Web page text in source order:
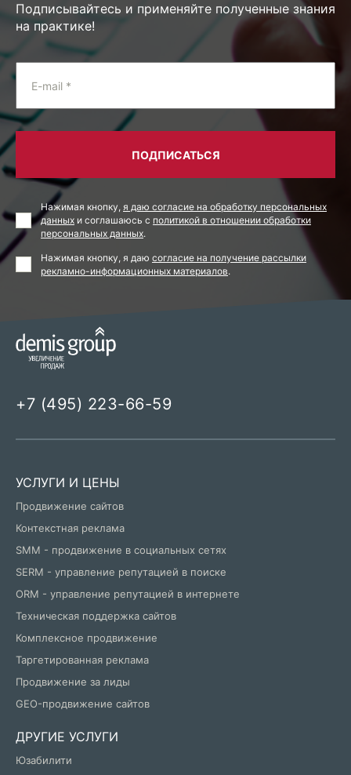
Подписывайтесь и применяйте полученные знания
на практике!
E-mail *
ПОДПИСАТЬСЯ
Нажимая кнопку, я даю согласие на обработку персональных
данных и соглашаюсь с политикой в отношении обработки
персональных данных.
Нажимая кнопку, я даю согласие на получение рассылки
рекламно-информационных материалов.
+7 (495) 223-66-59
УСЛУГИ И ЦЕНЫ
Продвижение сайтов
Контекстная реклама
SMM - продвижение в социальных сетях
SERM - управление репутацией в поиске
ORM - управление репутацией в интернете
Техническая поддержка сайтов
Комплексное продвижение
Таргетированная реклама
Продвижение за лиды
GEO-продвижение сайтов
ДРУГИЕ УСЛУГИ
Юзабилити